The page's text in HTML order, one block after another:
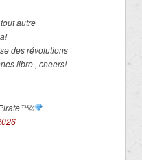
autre
des révolutions
libre , cheers!
™️©️